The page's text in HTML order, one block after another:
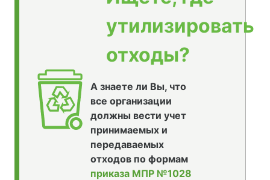
утилизировать
отходы?
А знаете ли Вы, что
все организации
должны вести учет
принимаемых и
передаваемых
отходов по формам
приказа МПР №1028